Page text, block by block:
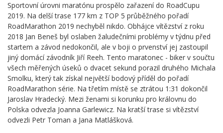
Sportovní úrovni maratónu prospělo zařazení do RoadCupu
2019. Na delší trase 177 km z TOP 5 průběžného pořadí
RoadMarathon 2019 nechyběl nikdo. Obhájce vítězství z roku
2018 Jan Beneš byl oslaben žaludečními problémy v týdnu před
startem a závod nedokončil, ale v boji o prvenství jej zastoupil
jiný domácí závodník Jiří Reeh. Tento maratonec - biker v součtu
všech měřených úseků o dvacet sekund porazil druhého Michala
Smolku, který tak získal největší bodový příděl do pořadí
RoadMarathon série. Na třetím místě se ztrátou 1:31 dokončil
Jaroslav Hradecký. Mezi ženami si korunku pro královnu do
Polska odvezla Joanna Garlewicz. Na kratší trase si vítězství
odvezli Petr Toman a Jana Matlášková.